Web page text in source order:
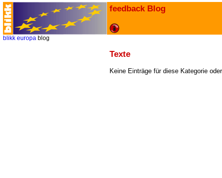
feedback Blog
blikk europa blog
Texte
Keine Einträge für diese Kategorie